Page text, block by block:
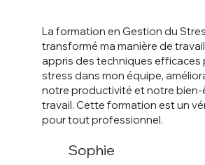
La formation en Gestion du
transformé ma manière de
appris des techniques efficaces
stress dans mon équipe,
notre productivité et notre bien-
travail. Cette formation est un
pour tout professionnel.
Sophie